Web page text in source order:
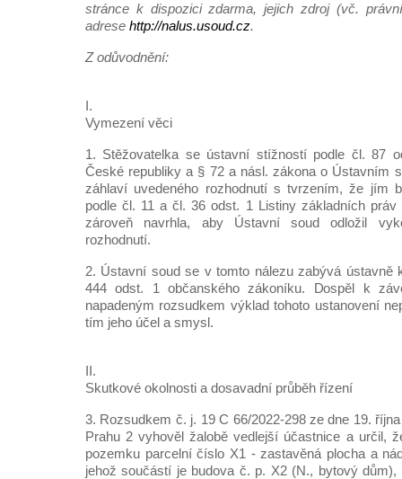
stránce k dispozici zdarma, jejich zdroj (vč.
adrese http://nalus.usoud.cz.
Z odůvodnění:
I.
Vymezení věci
1. Stěžovatelka se ústavní stížností podle čl. 87
České republiky a § 72 a násl. zákona o Ústavním
záhlaví uvedeného rozhodnutí s tvrzením, že jím
podle čl. 11 a čl. 36 odst. 1 Listiny základních práv
zároveň navrhla, aby Ústavní soud odložil
rozhodnutí.
2. Ústavní soud se v tomto nálezu zabývá ústavně
444 odst. 1 občanského zákoníku. Dospěl k
napadeným rozsudkem výklad tohoto ustanovení
tím jeho účel a smysl.
II.
Skutkové okolnosti a dosavadní průběh řízení
3. Rozsudkem č. j. 19 C 66/2022-298 ze dne 19.
Prahu 2 vyhověl žalobě vedlejší účastnice a určil,
pozemku parcelní číslo X1 - zastavěná plocha a
jehož součástí je budova č. p. X2 (N., bytový dům),